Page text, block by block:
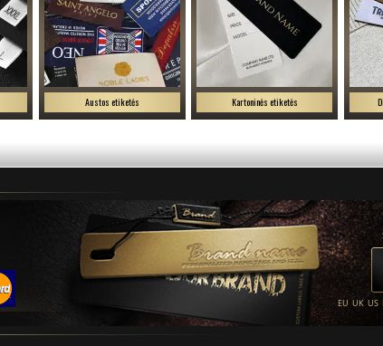
Austos etiketės Kartoninės etiketės
EU UK US